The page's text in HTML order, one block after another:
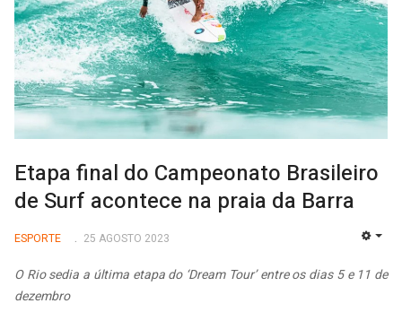
Etapa final do Campeonato Brasileiro
de Surf acontece na praia da Barra
ESPORTE 25 AGOSTO 2023
O Rio sedia a última etapa do ‘Dream Tour’ entre os dias 5 e 11 de
dezembro